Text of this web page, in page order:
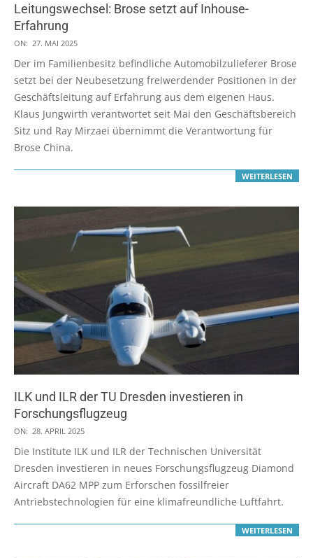
Leitungswechsel: Brose setzt auf Inhouse-
Erfahrung
2025-
05-
ON: 27. MAI 2025
Der im Familienbesitz befindliche Automobilzulieferer Brose
setzt bei der Neubesetzung freiwerdender Positionen in der
Geschäftsleitung auf Erfahrung aus dem eigenen Haus.
Klaus Jungwirth verantwortet seit Mai den Geschäftsbereich
Sitz und Ray Mirzaei übernimmt die Verantwortung für
Brose China.
WEITERLESEN
ILK und ILR der TU Dresden investieren in
Forschungsflugzeug
2025-
04-
28
ON: 28. APRIL 2025
Die Institute ILK und ILR der Technischen Universität
Dresden investieren in neues Forschungsflug­zeug Diamond
Aircraft DA62 MPP zum Erforschen fossilfreier
Antriebstechnologien für eine klimafreundliche Luftfahrt.
WEITERLESEN